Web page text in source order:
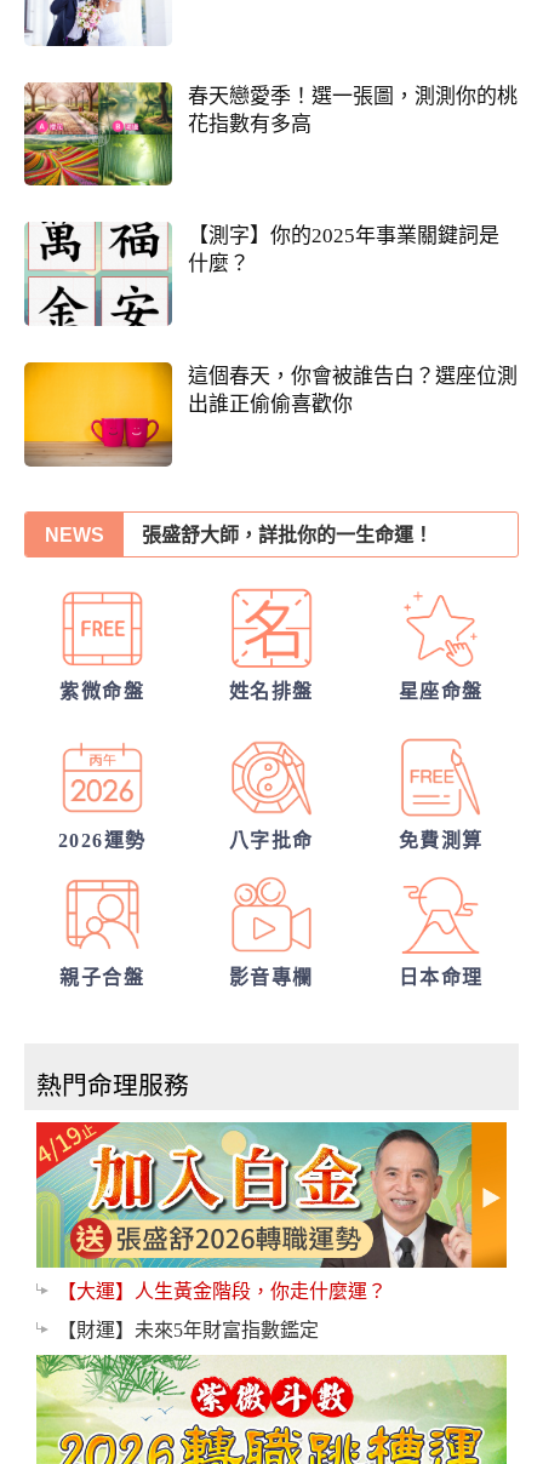
春天戀愛季！選一張圖，測測你的桃
花指數有多高
【測字】你的2025年事業關鍵詞是
什麼？
這個春天，你會被誰告白？選座位測
出誰正偷偷喜歡你
NEWS
你們前世是哪種星宿關係？今生有好結果
張盛舒大師，詳批你的一生命運！
錢途低迷！如何翻身轉運？揭開你的發財大
我們緣分已盡了嗎？
紫微命盤 姓名排盤 星座命盤
2026運勢 八字批命 免費測算
親子合盤 影音專欄 日本命理
熱門命理服務
【大運】人生黃金階段，你走什麼運？
【財運】未來5年財富指數鑑定